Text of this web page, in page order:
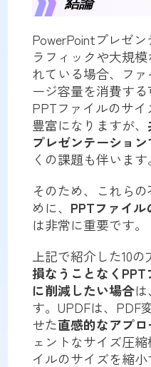
PowerPointプレゼ
ラフィックや大規
れている場合、フ
ージ容量を消費する
PPTファイルのサ
豊富になりますが、
プレゼンテーショ
くの課題も伴います。
そのため、これら
めに、 PPTファイル
は非常に重要です。
上記で紹介した10
損なうことなく
に削減したい場合は、
す。UPDFは、PDF
せた直感的なアプロ
ェントなサイズ圧
イルのサイズを縮